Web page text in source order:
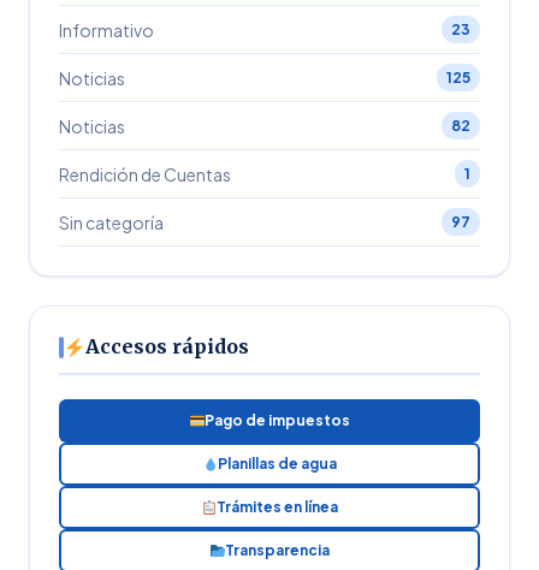
Informativo 23
Noticias 125
Noticias 82
Rendición de Cuentas 1
Sin categoría 97
Accesos rápidos
Pago de impuestos
Planillas de agua
Trámites en línea
Transparencia